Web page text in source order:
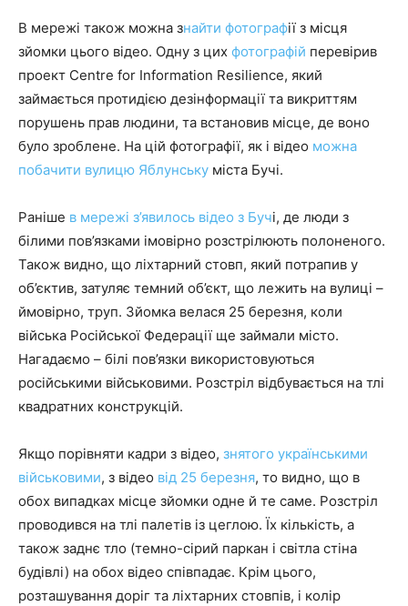
В мережі також можна знайти фотографії з місця
зйомки цього відео. Одну з цих фотографій перевірив
проект Centre for Information Resilience, який
займається протидією дезінформації та викриттям
порушень прав людини, та встановив місце, де воно
було зроблене. На цій фотографії, як і відео можна
побачити вулицю Яблунську міста Бучі.
Раніше в мережі з’явилось відео з Бучі, де люди з
білими пов’язками імовірно розстрілюють полоненого.
Також видно, що ліхтарний стовп, який потрапив у
об’єктив, затуляє темний об’єкт, що лежить на вулиці –
ймовірно, труп. Зйомка велася 25 березня, коли
війська Російської Федерації ще займали місто.
Нагадаємо – білі пов’язки використовуються
російськими військовими. Розстріл відбувається на тлі
квадратних конструкцій.
Якщо порівняти кадри з відео, знятого українськими
військовими, з відео від 25 березня, то видно, що в
обох випадках місце зйомки одне й те саме. Розстріл
проводився на тлі палетів із цеглою. Їх кількість, а
також заднє тло (темно-сірий паркан і світла стіна
будівлі) на обох відео співпадає. Крім цього,
розташування доріг та ліхтарних стовпів, і колір